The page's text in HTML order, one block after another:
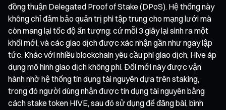
đồng thuận Delegated Proof of Stake (DPoS). Hệ thống này
không chỉ đảm bảo quản trị phi tập trung cho mạng lưới mà
còn mang lại tốc độ ấn tượng: cứ mỗi 3 giây lại sinh ra một
khối mới, và các giao dịch được xác nhận gần như ngay lập
tức. Khác với nhiều blockchain yêu cầu phí giao dịch, Hive áp
dụng mô hình giao dịch không phí. Đổi mới này được vận
hành nhờ hệ thống tín dụng tài nguyên dựa trên staking,
trong đó người dùng nhận được tín dụng tài nguyên bằng
cách stake token HIVE, sau đó sử dụng để đăng bài, bình